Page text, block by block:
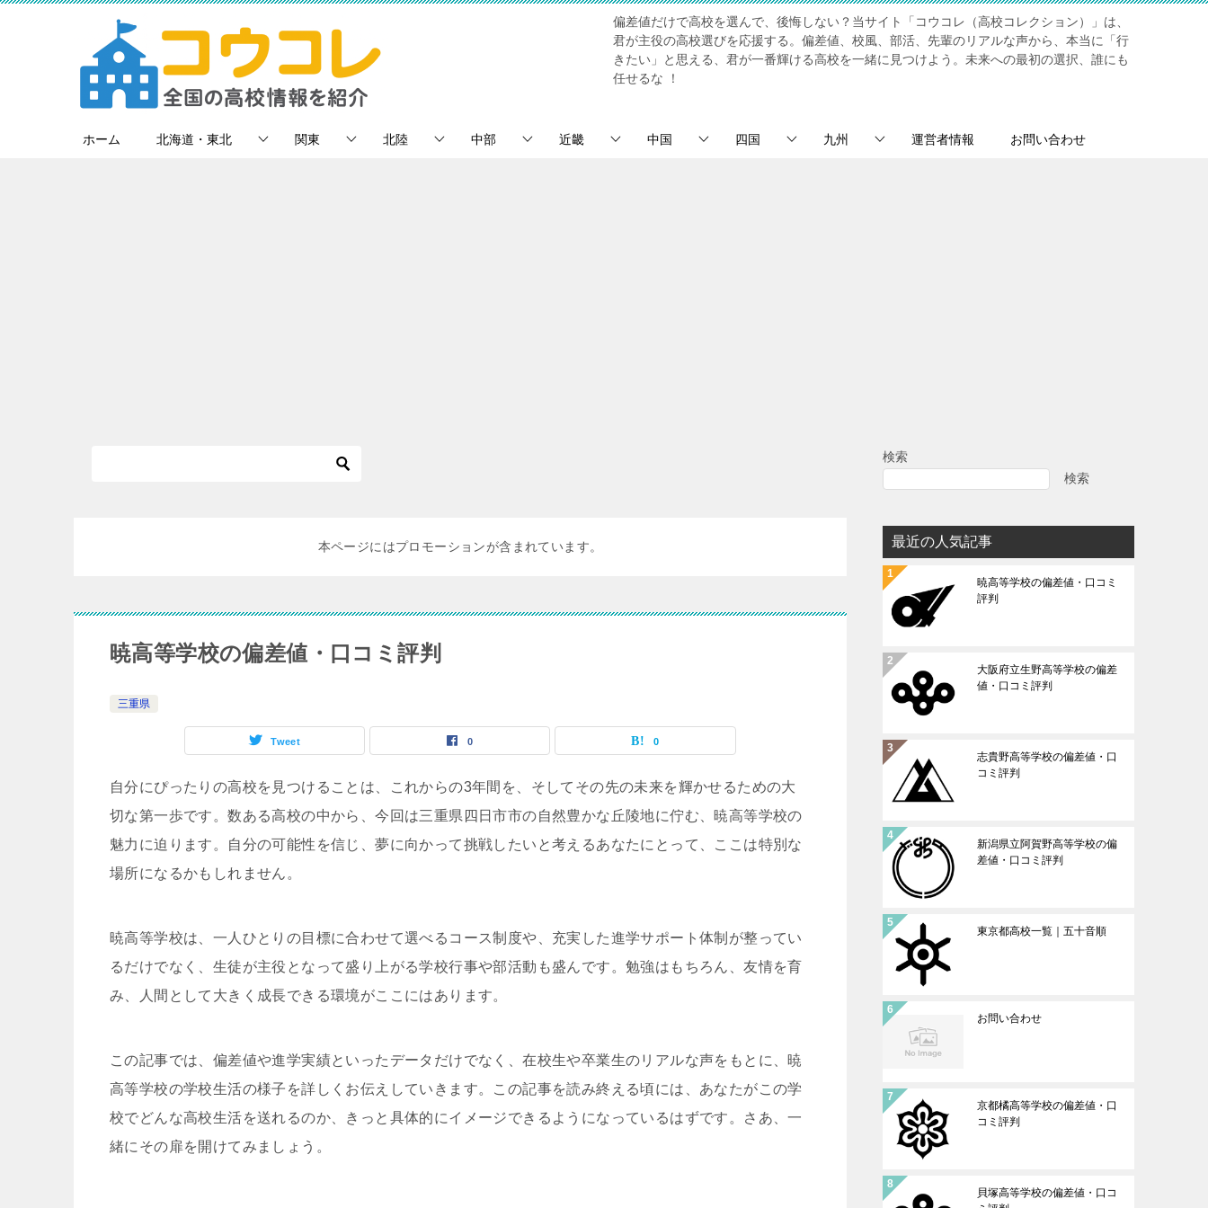
偏差値だけで高校を選んで、後悔しない？当サイト「コウコレ（高校コレクション）」は、
君が主役の高校選びを応援する。偏差値、校風、部活、先輩のリアルな声から、本当に「行
きたい」と思える、君が一番輝ける高校を一緒に見つけよう。未来への最初の選択、誰にも
任せるな ！
ホーム 北海道・東北 関東 北陸 中部 近畿 中国 四国 九州 運営者情報 お問い合わせ
本ページにはプロモーションが含まれています。
暁高等学校の偏差値・口コミ評判
三重県
Tweet 0 0
自分にぴったりの高校を見つけることは、これからの3年間を、そしてその先の未来を輝かせるための大
切な第一歩です。数ある高校の中から、今回は三重県四日市市の自然豊かな丘陵地に佇む、暁高等学校の
魅力に迫ります。自分の可能性を信じ、夢に向かって挑戦したいと考えるあなたにとって、ここは特別な
場所になるかもしれません。
暁高等学校は、一人ひとりの目標に合わせて選べるコース制度や、充実した進学サポート体制が整ってい
るだけでなく、生徒が主役となって盛り上がる学校行事や部活動も盛んです。勉強はもちろん、友情を育
み、人間として大きく成長できる環境がここにはあります。
この記事では、偏差値や進学実績といったデータだけでなく、在校生や卒業生のリアルな声をもとに、暁
高等学校の学校生活の様子を詳しくお伝えしていきます。この記事を読み終える頃には、あなたがこの学
校でどんな高校生活を送れるのか、きっと具体的にイメージできるようになっているはずです。さあ、一
緒にその扉を開けてみましょう。
検索
検索
最近の人気記事
暁高等学校の偏差値・口コミ
評判
大阪府立生野高等学校の偏差
値・口コミ評判
志貴野高等学校の偏差値・口
コミ評判
新潟県立阿賀野高等学校の偏
差値・口コミ評判
東京都高校一覧｜五十音順
お問い合わせ
京都橘高等学校の偏差値・口
コミ評判
貝塚高等学校の偏差値・口コ